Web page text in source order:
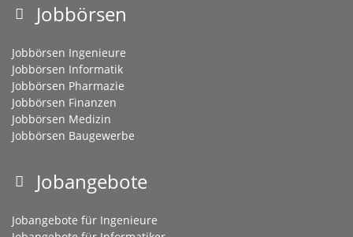
Jobbörsen
Jobbörsen Ingenieure
Jobbörsen Informatik
Jobbörsen Pharmazie
Jobbörsen Finanzen
Jobbörsen Medizin
Jobbörsen Baugewerbe
Jobangebote
Jobangebote für Ingenieure